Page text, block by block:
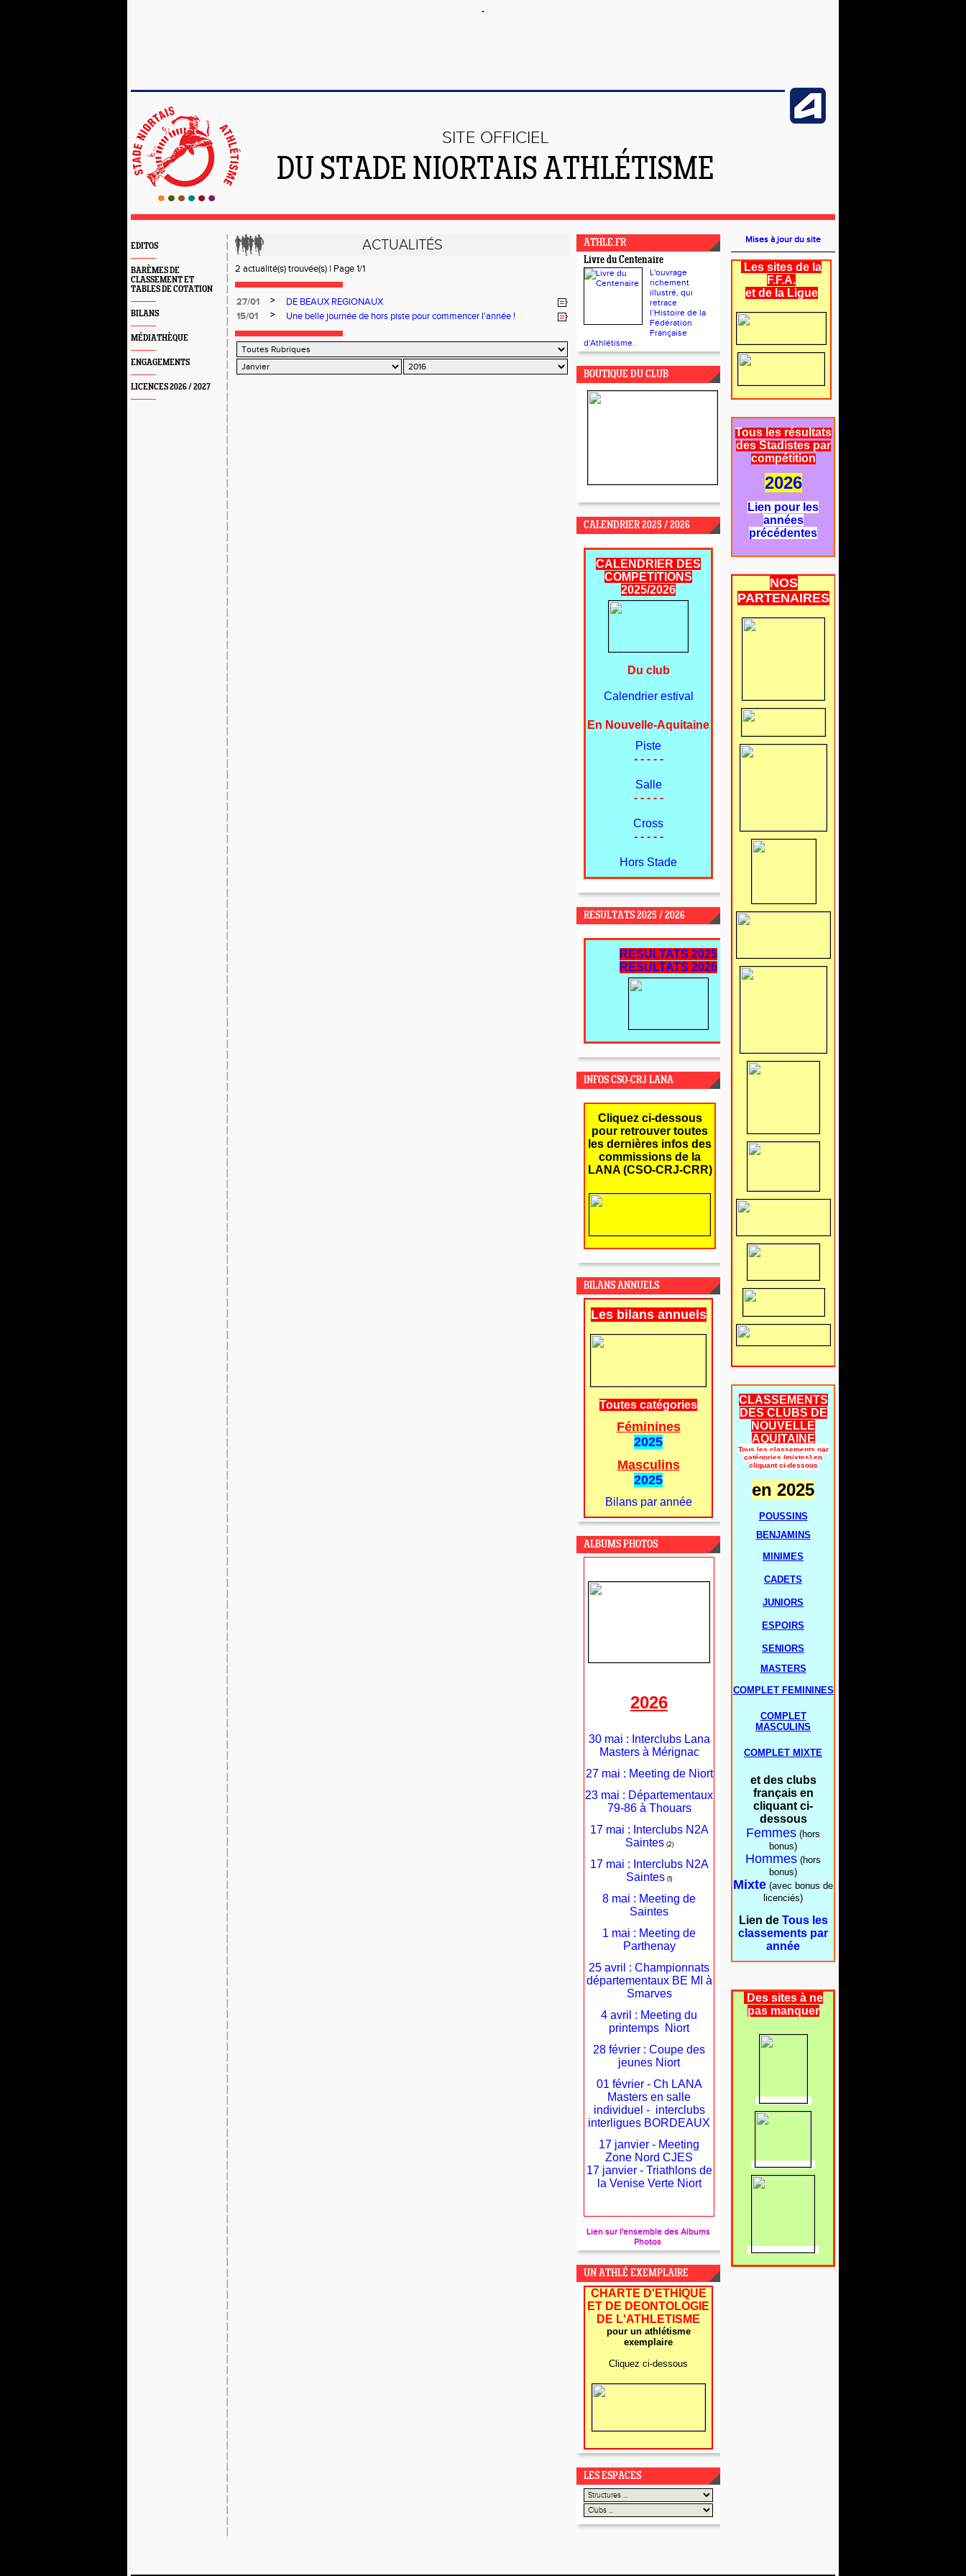
SITE OFFICIEL
DU STADE NIORTAIS ATHLÉTISME
EDITOS
BARÈMES DE
CLASSEMENT ET
TABLES DE COTATION
BILANS
MÉDIATHÈQUE
ENGAGEMENTS
LICENCES 2026 / 2027
ACTUALITÉS
2 actualité(s) trouvée(s) | Page 1/1
27/01 >
DE BEAUX REGIONAUX
15/01
> Une belle journée de hors piste pour commencer l'année !
ATHLE.FR
Livre du Centenaire
L'ouvrage
richement
illustré, qui
retrace
l’Histoire de la
Fédération
Française
d'Athlétisme.
BOUTIQUE DU CLUB
CALENDRIER 2025 / 2026
CALENDRIER DES
COMPETITIONS
2025/2026
Du club
Calendrier estival
En Nouvelle-Aquitaine
Piste
- - - - -
Salle
- - - - -
Cross
- - - - -
Hors Stade
RESULTATS 2025 / 2026
RESULTATS 2025
RESULTATS 2026
INFOS CSO-CRJ LANA
Cliquez ci-dessous
pour retrouver toutes
les dernières infos des
commissions de la
LANA (CSO-CRJ-CRR)
BILANS ANNUELS
Les bilans annuels
Toutes catégories
Féminines
2025
Masculins
2025
Bilans par année
ALBUMS PHOTOS
2026
30 mai : Interclubs Lana
Masters à Mérignac
27 mai : Meeting de Niort
23 mai : Départementaux
79-86 à Thouars
17 mai : Interclubs N2A
Saintes(2)
17 mai : Interclubs N2A
Saintes (1)
8 mai : Meeting de
Saintes
1 mai : Meeting de
Parthenay
25 avril : Championnats
départementaux BE MI à
Smarves
4 avril : Meeting du
printemps Niort
28 février : Coupe des
jeunes Niort
01 février - Ch LANA
Masters en salle
individuel - interclubs
interligues BORDEAUX
17 janvier - Meeting
Zone Nord CJES
17 janvier - Triathlons de
la Venise Verte Niort
Lien sur l'ensemble des Albums
Photos
UN ATHLÉ EXEMPLAIRE
CHARTE D'ETHIQUE
ET DE DEONTOLOGIE
DE L'ATHLETISME
pour un athlétisme
exemplaire
Cliquez ci-dessous
LES ESPACES
Mises à jour du site
Les sites de la
F.F.A.
et de la Ligue
Tous les résultats
des Stadistes par
compétition
2026
Lien pour les
années
précédentes
NOS
PARTENAIRES
CLASSEMENTS
DES CLUBS DE
NOUVELLE
AQUITAINE
Tous les classements par
catégories (mixtes) en
cliquant ci-dessous
en 2025
POUSSINS
BENJAMINS
MINIMES
CADETS
JUNIORS
ESPOIRS
SENIORS
MASTERS
COMPLET FEMININES
COMPLET
MASCULINS
COMPLET MIXTE
et des clubs
français en
cliquant ci-
dessous
Femmes (hors
bonus)
Hommes (hors
bonus)
Mixte (avec bonus de
licenciés)
Lien de Tous les
classements par
année
Des sites à ne
pas manquer